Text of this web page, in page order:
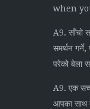
when
A9. साँचो
समर्थन गर्ने,
परेको बेला
A9. एक
आपका साथ